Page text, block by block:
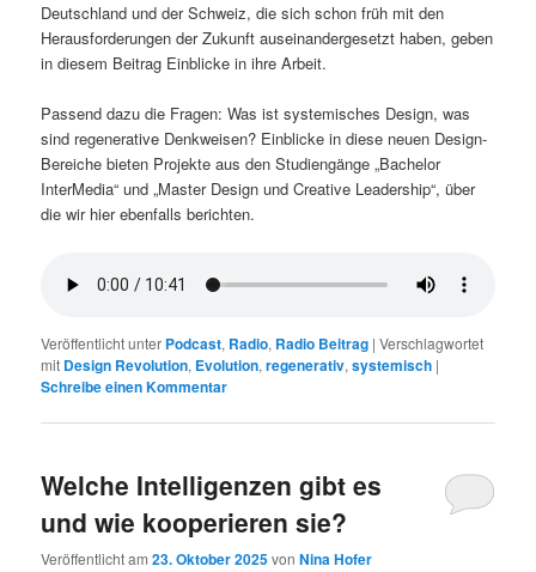
Deutschland und der Schweiz, die sich schon früh mit den
Herausforderungen der Zukunft auseinandergesetzt haben, geben
in diesem Beitrag Einblicke in ihre Arbeit.
Passend dazu die Fragen: Was ist systemisches Design, was
sind regenerative Denkweisen? Einblicke in diese neuen Design-
Bereiche bieten Projekte aus den Studiengänge „Bachelor
InterMedia“ und „Master Design und Creative Leadership“, über
die wir hier ebenfalls berichten.
Veröffentlicht unter Podcast, Radio, Radio Beitrag |Verschlagwortet
mit Design Revolution, Evolution,regenerativ,systemisch |
Schreibe einen Kommentar
Welche Intelligenzen gibt es
und wie kooperieren sie?
Veröffentlicht am23. Oktober 2025vonNina Hofer